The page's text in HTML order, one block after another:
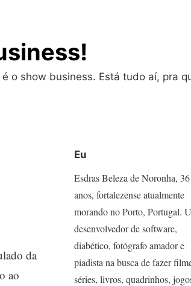
o show business. Está tudo aí, pra
da
ao
Eu
Esdras Beleza de Noronha, 36
anos, fortalezense atualmente
morando no Porto, Portugal.
desenvolvedor de software,
diabético, fotógrafo amador e
piadista na busca de fazer
séries, livros, quadrinhos,